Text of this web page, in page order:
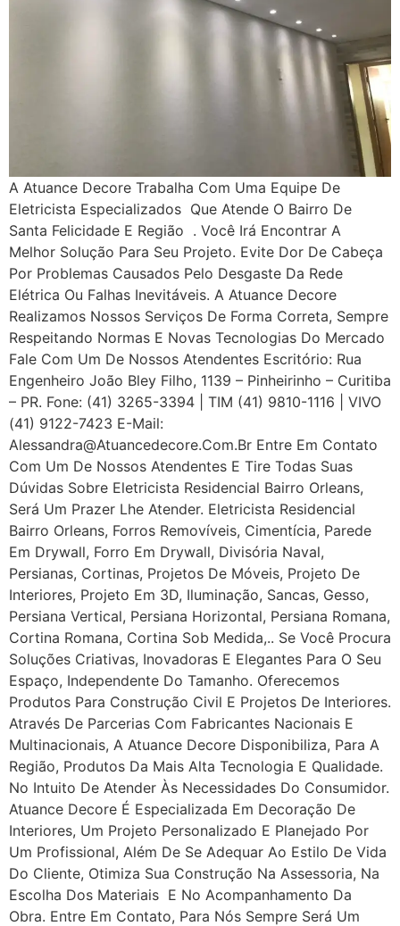
A Atuance Decore Trabalha Com Uma Equipe De
Eletricista Especializados Que Atende O Bairro De
Santa Felicidade E Região . Você Irá Encontrar A
Melhor Solução Para Seu Projeto. Evite Dor De Cabeça
Por Problemas Causados Pelo Desgaste Da Rede
Elétrica Ou Falhas Inevitáveis. A Atuance Decore
Realizamos Nossos Serviços De Forma Correta, Sempre
Respeitando Normas E Novas Tecnologias Do Mercado
Fale Com Um De Nossos Atendentes Escritório: Rua
Engenheiro João Bley Filho, 1139 – Pinheirinho – Curitiba
– PR. Fone: (41) 3265-3394 | TIM (41) 9810-1116 | VIVO
(41) 9122-7423 E-Mail:
Alessandra@atuancedecore.com.br Entre Em Contato
Com Um De Nossos Atendentes E Tire Todas Suas
Dúvidas Sobre Eletricista Residencial Bairro Orleans,
Será Um Prazer Lhe Atender. Eletricista Residencial
Bairro Orleans, Forros Removíveis, Cimentícia, Parede
Em Drywall, Forro Em Drywall, Divisória Naval,
Persianas, Cortinas, Projetos De Móveis, Projeto De
Interiores, Projeto Em 3D, Iluminação, Sancas, Gesso,
Persiana Vertical, Persiana Horizontal, Persiana Romana,
Cortina Romana, Cortina Sob Medida,.. Se Você Procura
Soluções Criativas, Inovadoras E Elegantes Para O Seu
Espaço, Independente Do Tamanho. Oferecemos
Produtos Para Construção Civil E Projetos De Interiores.
Através De Parcerias Com Fabricantes Nacionais E
Multinacionais, A Atuance Decore Disponibiliza, Para A
Região, Produtos Da Mais Alta Tecnologia E Qualidade.
No Intuito De Atender Às Necessidades Do Consumidor.
Atuance Decore É Especializada Em Decoração De
Interiores, Um Projeto Personalizado E Planejado Por
Um Profissional, Além De Se Adequar Ao Estilo De Vida
Do Cliente, Otimiza Sua Construção Na Assessoria, Na
Escolha Dos Materiais E No Acompanhamento Da
Obra. Entre Em Contato, Para Nós Sempre Será Um